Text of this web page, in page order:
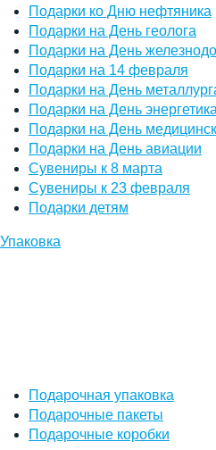
Подарки ко Дню нефтяника
Подарки на День геолога
Подарки на День
Подарки на 14 февраля
Подарки на День
Подарки на День
Подарки на День
Подарки на День авиации
Сувениры к 8 марта
Сувениры к 23 февраля
Подарки детям
Упаковка
Подарочная упаковка
Подарочные пакеты
Подарочные коробки